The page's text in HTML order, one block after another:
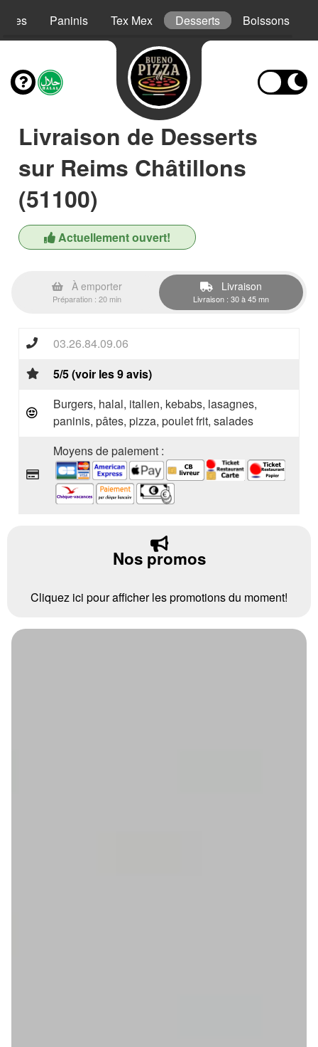
Paninis Tex Mex Desserts Boissons
Livraison de Desserts
sur Reims Châtillons
(51100)
Actuellement ouvert!
À emporter
Préparation : 20 min
Livraison
Livraison : 30 à 45 mn
03.26.84.09.06
5/5 (voir les 9 avis)
Burgers, halal, italien, kebabs, lasagnes,
paninis, pâtes, pizza, poulet frit, salades
Moyens de paiement :
Nos promos
Cliquez ici pour afficher les promotions du moment!